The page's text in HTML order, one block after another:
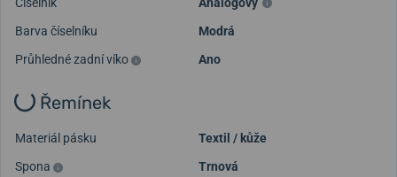
Číselník
Analogový
Barva číselníku
Modrá
Průhledné zadní víko
Ano
Řemínek
Materiál pásku
Textil / kůže
Spona
Trnová